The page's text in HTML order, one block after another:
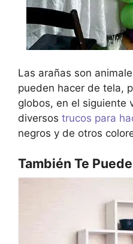
Las arañas son
pueden hacer de tela,
globos, en el siguiente
diversos trucos para
negros y de otros
También Te